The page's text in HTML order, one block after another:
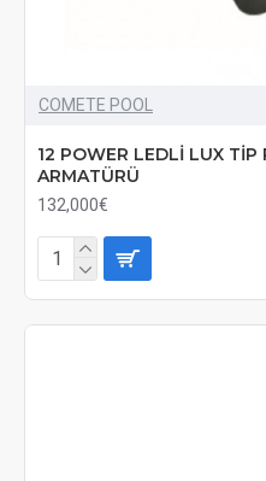
COMETE POOL
12 POWER LEDLİ LUX
ARMATÜRÜ
132,000€